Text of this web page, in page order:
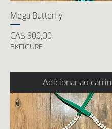
Mega Butterfly
Preço
CA$ 900,00
BKFIGURE
Adicionar ao